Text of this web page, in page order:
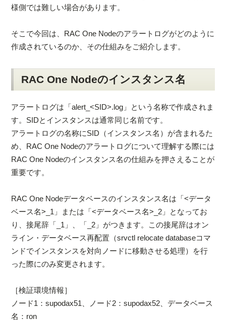
様側では難しい場合があります。
そこで今回は、RAC One Nodeのアラートログがどのように
作成されているのか、その仕組みをご紹介します。
RAC One Nodeのインスタンス名
アラートログは「alert_<SID>.log」という名称で作成されま
す。SIDとインスタンスは通常同じ名前です。
アラートログの名称にSID（インスタンス名）が含まれるた
め、RAC One Nodeのアラートログについて理解する際には
RAC One Nodeのインスタンス名の仕組みを押さえることが
重要です。
RAC One Nodeデータベースのインスタンス名は「<データ
ベース名>_1」または「<データベース名>_2」となってお
り、接尾辞「_1」、「_2」がつきます。この接尾辞はオン
ライン・データベース再配置（srvctl relocate databaseコマ
ンドでインスタンスを対向ノードに移動させる処理）を行
った際にのみ変更されます。
［検証環境情報］
ノード1：supodax51、ノード2：supodax52、データベース
名：ron